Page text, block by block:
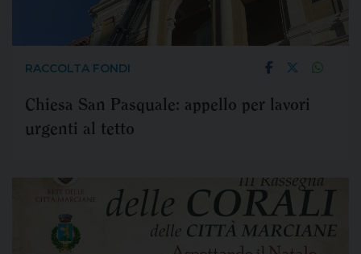
RACCOLTA FONDI
Chiesa San Pasquale: appello per lavori
urgenti al tetto